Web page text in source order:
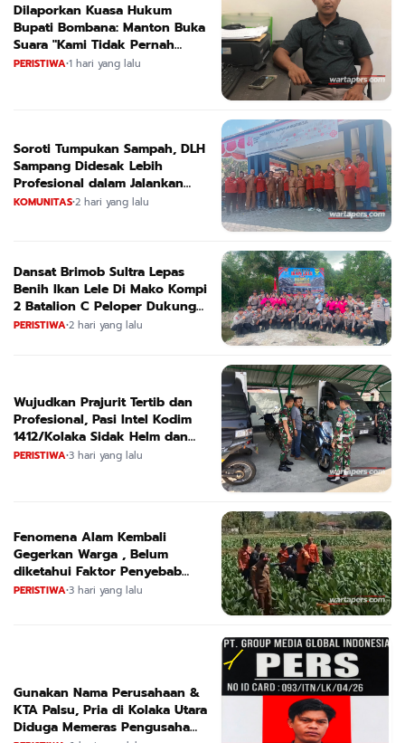
Dilaporkan Kuasa Hukum
Bupati Bombana: Manton Buka
Suara "Kami Tidak Pernah
Menutup Ruang Hak Jawab"
PERISTIWA•1 hari yang lalu
Soroti Tumpukan Sampah, DLH
Sampang Didesak Lebih
Profesional dalam Jalankan
Tugas
KOMUNITAS•2 hari yang lalu
Dansat Brimob Sultra Lepas
Benih Ikan Lele Di Mako Kompi
2 Batalion C Peloper Dukung
ketahanan Pangan Nasional
PERISTIWA•2 hari yang lalu
Wujudkan Prajurit Tertib dan
Profesional, Pasi Intel Kodim
1412/Kolaka Sidak Helm dan
Kendaraan
PERISTIWA•3 hari yang lalu
Fenomena Alam Kembali
Gegerkan Warga , Belum
diketahui Faktor Penyebab
Suara
PERISTIWA•3 hari yang lalu
Gunakan Nama Perusahaan &
KTA Palsu, Pria di Kolaka Utara
Diduga Memeras Pengusaha